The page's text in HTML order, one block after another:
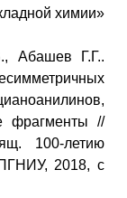
химии»
Абашев Г.Г..
фрагменты //
100-летию
2018, с